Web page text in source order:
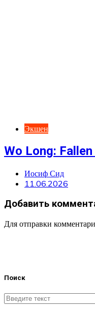
Экшен
Wo Long:
Иосиф Сид
11.06.2026
Добавить
Для отправки
Поиск